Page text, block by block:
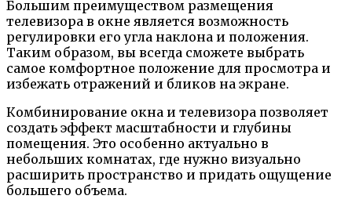
Большим преимуществом размещения
телевизора в окне является возможность
регулировки его угла наклона и положения.
Таким образом, вы всегда сможете выбрать
самое комфортное положение для просмотра и
избежать отражений и бликов на экране.
Комбинирование окна и телевизора позволяет
создать эффект масштабности и глубины
помещения. Это особенно актуально в
небольших комнатах, где нужно визуально
расширить пространство и придать ощущение
большего объема.